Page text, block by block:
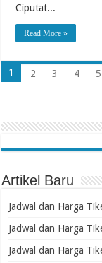
Ciputat...
Read More »
1 2 3 4 5
Artikel Baru
Jadwal dan Harga
Jadwal dan Harga
Jadwal dan Harga